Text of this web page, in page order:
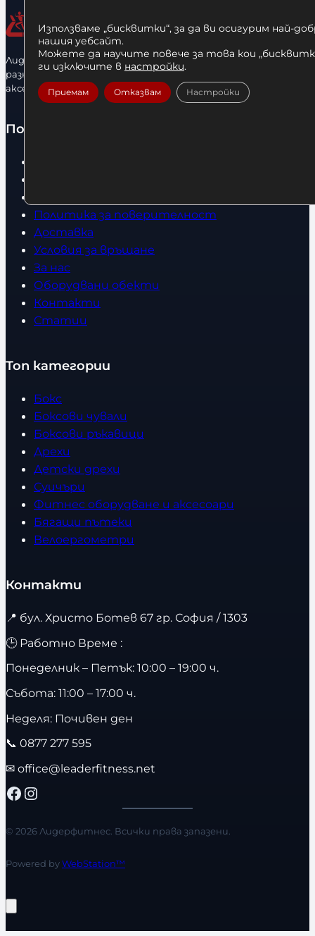
Лидерфитнес е водещ вносител и представител на голямо
разнообразие от бойна екипировка, фитнес уреди и
аксесоари.
Полезно
Политика за поверителност
Доставка
Условия за връщане
За нас
Оборудвани обекти
Контакти
Статии
Топ категории
Бокс
Боксови чували
Боксови ръкавици
Дрехи
Детски дрехи
Суичъри
Фитнес оборудване и аксесоари
Бягащи пътеки
Велоергометри
Контакти
📍 бул. Христо Ботев 67 гр. София / 1303
🕒 Работно Време :
Понеделник – Петък: 10:00 – 19:00 ч.
Събота: 11:00 – 17:00 ч.
Неделя: Почивен ден
📞 0877 277 595
✉ office@leaderfitness.net
Facebook Instagram
© 2026 Лидерфитнес. Всички права запазени.
Powered byWebStation™
Използваме „бисквитки“, за да ви осигурим най-
нашия уебсайт.
Можете да научите повече за това кои
ги изключите в настройки.
Приемам Отказвам Настройки